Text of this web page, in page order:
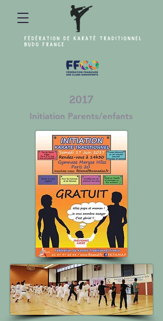
2017
Initiation Parents/enfants